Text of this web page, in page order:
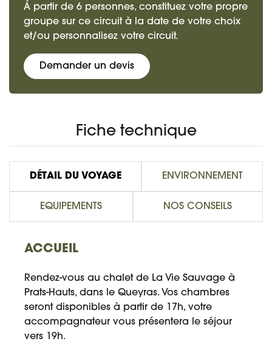
Á partir de 6 personnes, constituez votre propre
groupe sur ce circuit à la date de votre choix
et/ou personnalisez votre circuit.
Demander un devis
Fiche technique
DÉTAIL DU VOYAGE ENVIRONNEMENT
EQUIPEMENTS NOS CONSEILS
ACCUEIL
Rendez-vous au chalet de La Vie Sauvage à
Prats-Hauts, dans le Queyras. Vos chambres
seront disponibles à partir de 17h, votre
accompagnateur vous présentera le séjour
vers 19h.